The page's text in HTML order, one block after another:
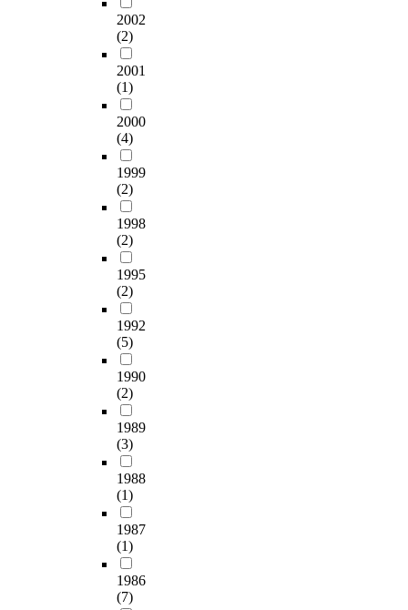
2002
(2)
2001
(1)
2000
(4)
1999
(2)
1998
(2)
1995
(2)
1992
(5)
1990
(2)
1989
(3)
1988
(1)
1987
(1)
1986
(7)